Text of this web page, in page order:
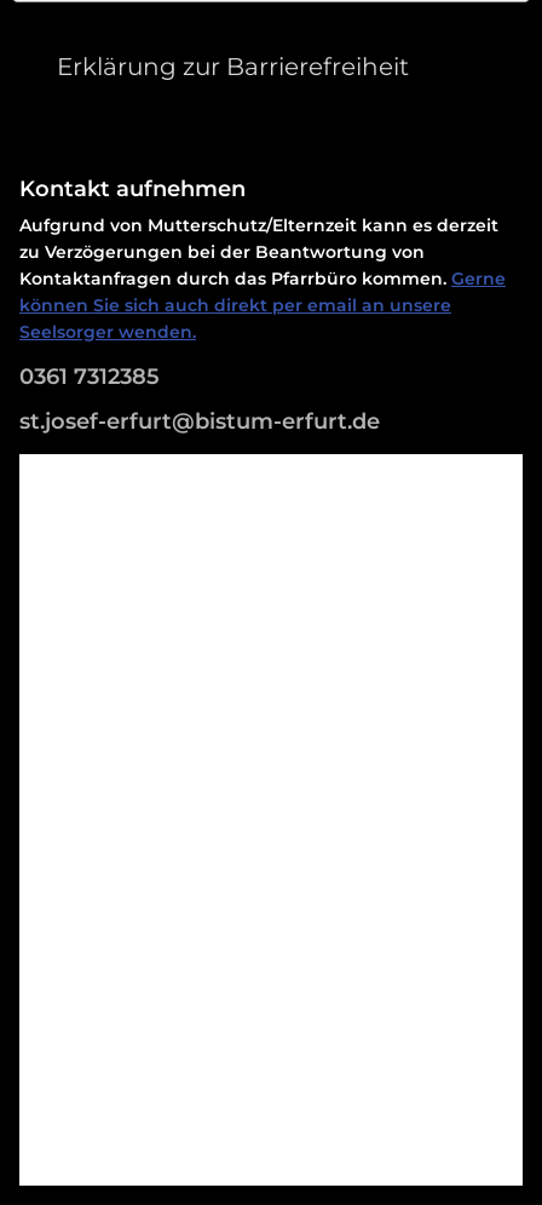
Erklärung zur Barrierefreiheit
Kontakt aufnehmen
Aufgrund von Mutterschutz/Elternzeit kann es derzeit
zu Verzögerungen bei der Beantwortung von
Kontaktanfragen durch das Pfarrbüro kommen. Gerne
können Sie sich auch direkt per email an unsere
Seelsorger wenden.
0361 7312385
st.josef-erfurt@bistum-erfurt.de